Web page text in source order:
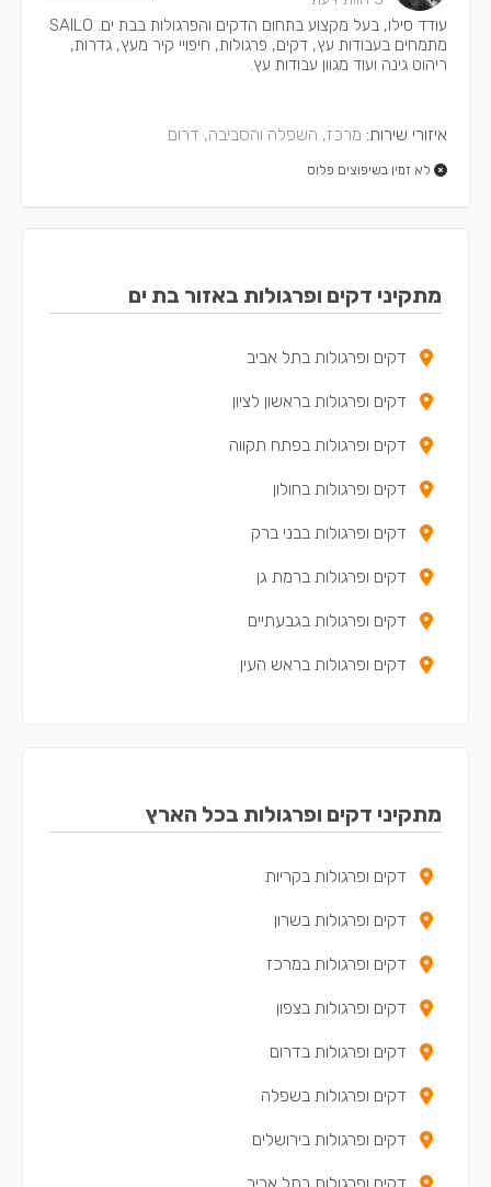
עודד סילו, בעל מקצוע בתחום הדקים והפרגולות בבת ים. SAILO
מתמחים בעבודות עץ, דקים, פרגולות, חיפויי קיר מעץ, גדרות,
ריהוט גינה ועוד מגוון עבודות עץ.
איזורי שירות: מרכז, השפלה והסביבה, דרום
לא זמין בשיפוצים פלוס
מתקיני דקים ופרגולות באזור בת ים
דקים ופרגולות בתל אביב
דקים ופרגולות בראשון לציון
דקים ופרגולות בפתח תקווה
דקים ופרגולות בחולון
דקים ופרגולות בבני ברק
דקים ופרגולות ברמת גן
דקים ופרגולות בגבעתיים
דקים ופרגולות בראש העין
דקים ופרגולות בקריית אונו
דקים ופרגולות ביפו
דקים ופרגולות באלעד
דקים ופרגולות בגבעת שמואל
דקים ופרגולות בגני תקווה
דקים ופרגולות באזור
דקים ופרגולות בכפר קאסם
מתקיני דקים ופרגולות בכל הארץ
דקים ופרגולות בקריות
דקים ופרגולות בשרון
דקים ופרגולות במרכז
דקים ופרגולות בצפון
דקים ופרגולות בדרום
דקים ופרגולות בשפלה
דקים ופרגולות בירושלים